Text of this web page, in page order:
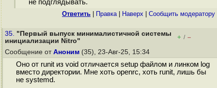
не подглядывать.
Ответить Правка| Наверх Cообщить модератору
35. "Первый выпуск минималистичной системы
инициализации Nitro"
+ / –
Сообщение от Аноним (35), 23-Авг-25, 15:34
Оно от runit из void отличается setup файлом и линком log
вместо директории. Мне хоть openrc, хоть runit, лишь бы
не systemd.